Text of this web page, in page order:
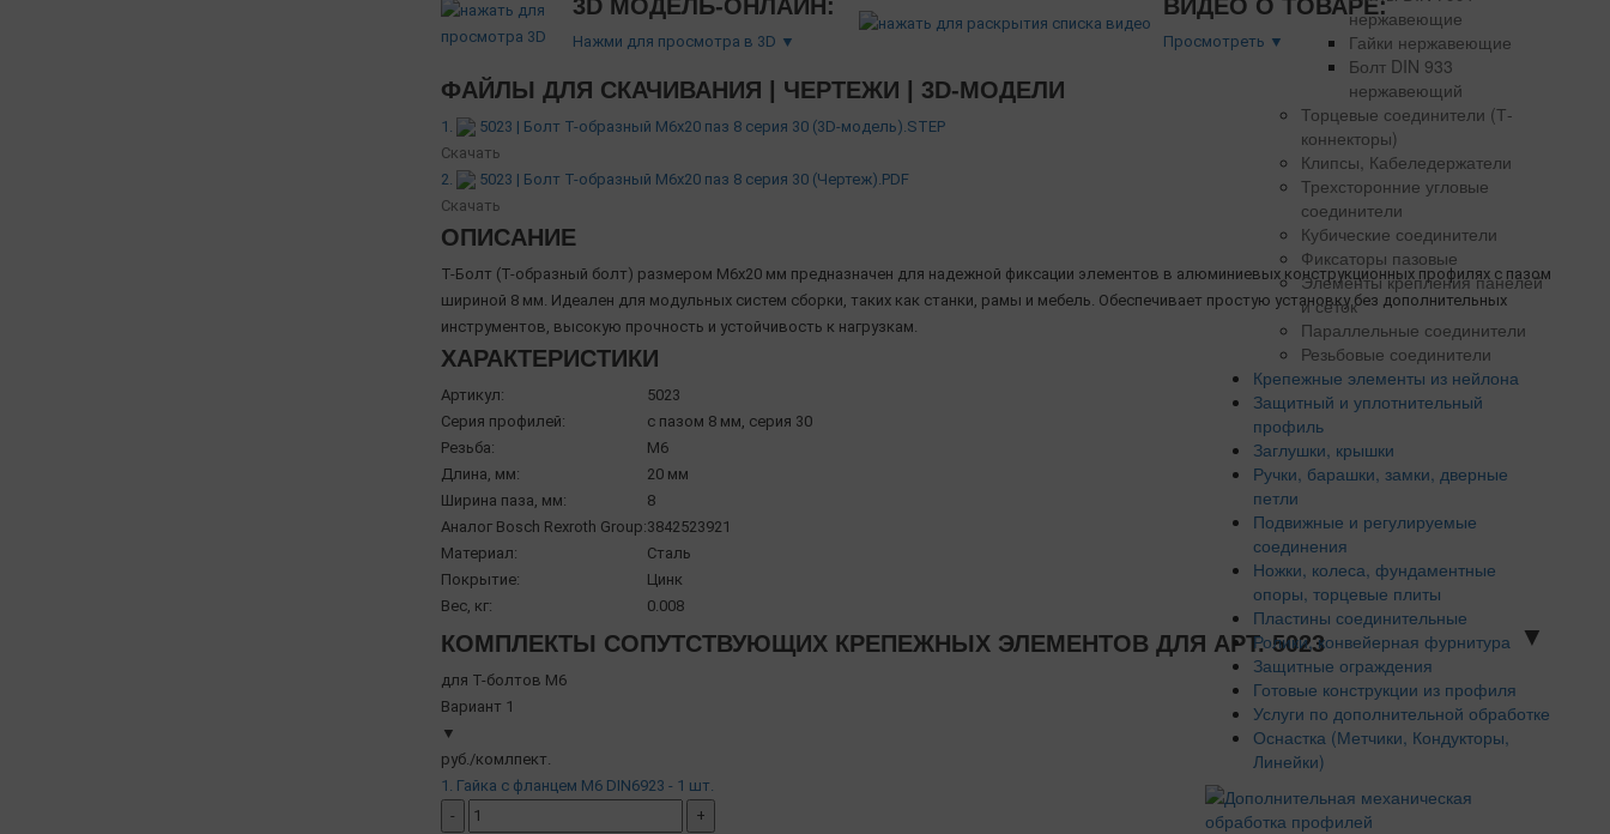
3D МОДЕЛЬ-ОНЛАЙН:
Нажми для просмотра в 3D ▼
ВИДЕО О ТОВАРЕ:
Просмотреть ▼
ФАЙЛЫ ДЛЯ СКАЧИВАНИЯ | ЧЕРТЕЖИ | 3D-МОДЕЛИ
1.
5023 | Болт Т-образный М6х20 паз 8 серия 30 (3D-модель).STEP
Скачать
2.
5023 | Болт Т-образный М6х20 паз 8 серия 30 (Чертеж).PDF
Скачать
ОПИСАНИЕ
Т-Болт (T-образный болт) размером M6x20 мм предназначен для надежной фиксации элементов в алюминиевых конструкционных профилях с пазом
шириной 8 мм. Идеален для модульных систем сборки, таких как станки, рамы и мебель. Обеспечивает простую установку без дополнительных
инструментов, высокую прочность и устойчивость к нагрузкам.
ХАРАКТЕРИСТИКИ
Артикул:
5023
Серия профилей:
с пазом 8 мм, серия 30
Резьба:
М6
Длина, мм:
20 мм
Ширина паза, мм:
8
Аналог Bosch Rexroth Group:3842523921
Материал:
Сталь
Покрытие:
Цинк
Вес, кг:
0.008
КОМПЛЕКТЫ СОПУТСТВУЮЩИХ КРЕПЕЖНЫХ ЭЛЕМЕНТОВ ДЛЯ АРТ. 5023 ▼
для Т-болтов М6
Вариант 1
▼
руб./комлпект.
1. Гайка с фланцем М6 DIN6923 - 1 шт.
-
+
нержавеющие
Гайки нержавеющие
Болт DIN 933
нержавеющий
Торцевые соединители (Т-
коннекторы)
Клипсы, Кабеледержатели
Трехсторонние угловые
соединители
Кубические соединители
Фиксаторы пазовые
Элементы крепления панелей
и сеток
Параллельные соединители
Резьбовые соединители
Крепежные элементы из нейлона
Защитный и уплотнительный
профиль
Заглушки, крышки
Ручки, барашки, замки, дверные
петли
Подвижные и регулируемые
соединения
Ножки, колеса, фундаментные
опоры, торцевые плиты
Пластины соединительные
Ролики, конвейерная фурнитура
Защитные ограждения
Готовые конструкции из профиля
Услуги по дополнительной обработке
Оснастка (Метчики, Кондукторы,
Линейки)